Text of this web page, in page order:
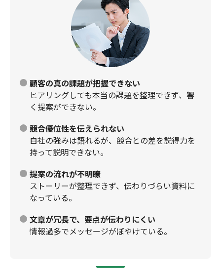
顧客の真の課題が把握できない
ヒアリングしても本当の課題を整理できず、響
く提案ができない。
競合優位性を伝えられない
自社の強みは語れるが、競合との差を説得力を
持って説明できない。
提案の流れが不明瞭
ストーリーが整理できず、伝わりづらい資料に
なっている。
文章が冗長で、要点が伝わりにくい
情報過多でメッセージがぼやけている。